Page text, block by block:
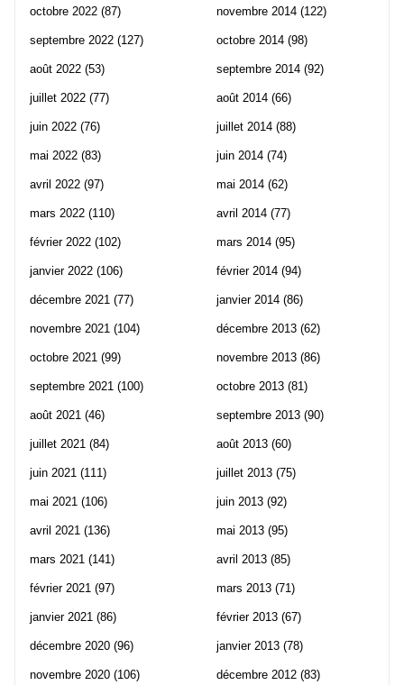
octobre 2022 (87)
septembre 2022 (127)
août 2022 (53)
juillet 2022 (77)
juin 2022 (76)
mai 2022 (83)
avril 2022 (97)
mars 2022 (110)
février 2022 (102)
janvier 2022 (106)
décembre 2021 (77)
novembre 2021 (104)
octobre 2021 (99)
septembre 2021 (100)
août 2021 (46)
juillet 2021 (84)
juin 2021 (111)
mai 2021 (106)
avril 2021 (136)
mars 2021 (141)
février 2021 (97)
janvier 2021 (86)
décembre 2020 (96)
novembre 2020 (106)
novembre 2014 (122)
octobre 2014 (98)
septembre 2014 (92)
août 2014 (66)
juillet 2014 (88)
juin 2014 (74)
mai 2014 (62)
avril 2014 (77)
mars 2014 (95)
février 2014 (94)
janvier 2014 (86)
décembre 2013 (62)
novembre 2013 (86)
octobre 2013 (81)
septembre 2013 (90)
août 2013 (60)
juillet 2013 (75)
juin 2013 (92)
mai 2013 (95)
avril 2013 (85)
mars 2013 (71)
février 2013 (67)
janvier 2013 (78)
décembre 2012 (83)